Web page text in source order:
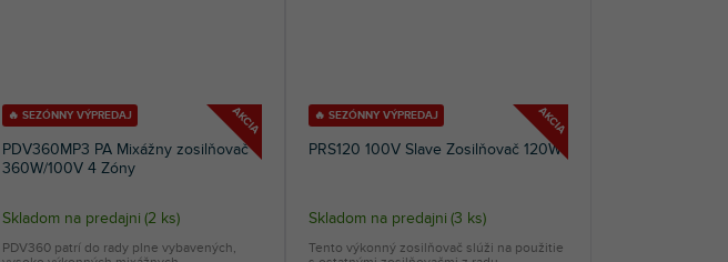
AKCIA
🔥 SEZÓNNY VÝPREDAJ
PDV360MP3 PA Mixážny zosilňovač
360W/100V 4 Zóny
Skladom na predajni (2 ks)
PDV360 patrí do rady plne vybavených,
AKCIA
🔥 SEZÓNNY VÝPREDAJ
PRS120 100V Slave Zosilňovač 120W
Skladom na predajni (3 ks)
Tento výkonný zosilňovač slúži na použitie